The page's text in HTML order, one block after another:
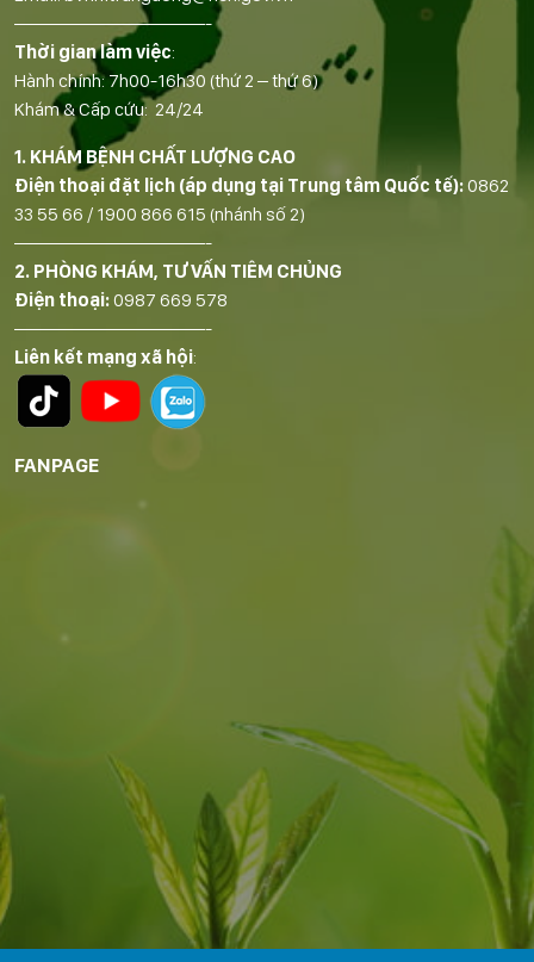
——————————-
Thời gian làm việc:
Hành chính: 7h00-16h30 (thứ 2 – thứ 6)
Khám & Cấp cứu: 24/24
1. KHÁM BỆNH CHẤT LƯỢNG CAO
Điện thoại đặt lịch (áp dụng tại Trung tâm Quốc tế):0862
33 55 66 / 1900 866 615 (nhánh số 2)
——————————-
2. PHÒNG KHÁM, TƯ VẤN TIÊM CHỦNG
Điện thoại:0987 669 578
——————————-
Liên kết mạng xã hội:
FANPAGE